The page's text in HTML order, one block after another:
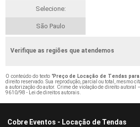
Selecione:
São Paulo
Verifique as regiões que atendemos
O conteúdo do texto "Preço de Locação de Tendas
direito reservado. Sua reprodução, parcial ou total, mesmo
a autorização do autor. Crime de violação de direito autoral
9610/98 - Lei de direitos autorais.
Cobre Eventos - Locação de Tendas